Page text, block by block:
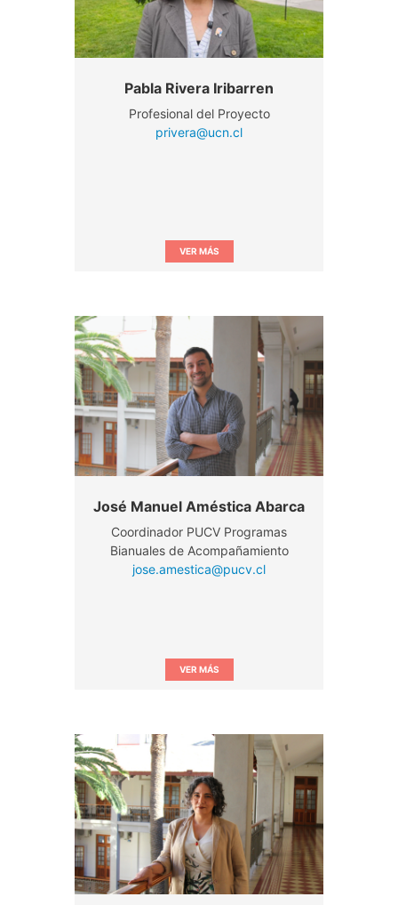
Pabla Rivera Iribarren
Profesional del Proyecto
privera@ucn.cl
VER MÁS
José Manuel Améstica Abarca
Coordinador PUCV Programas
Bianuales de Acompañamiento
jose.amestica@pucv.cl
VER MÁS